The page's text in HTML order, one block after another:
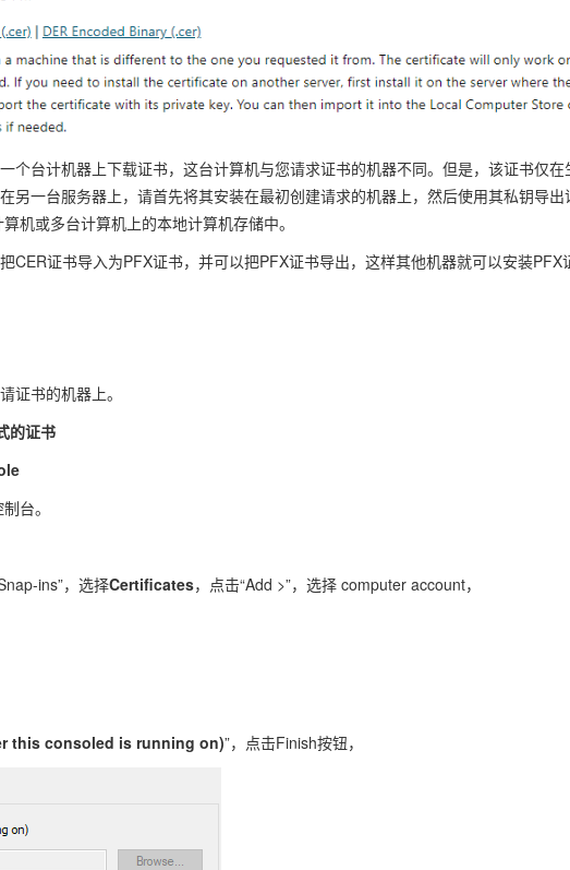
个台计机器上下载证书，这台计算机与您请求证书的机器不同。但是，该证书仅在
另一台服务器上，请首先将其安装在最初创建请求的机器上，然后使用其私钥导出
机或多台计算机上的本地计算机存储中。
CER证书导入为PFX证书，并可以把PFX证书导出，这样其他机器就可以安装PFX
证书的机器上。
的证书
台。
ins”，选择Certificates，点击“Add >”，选择 computer account，
this consoled is running on)”，点击Finish按钮，